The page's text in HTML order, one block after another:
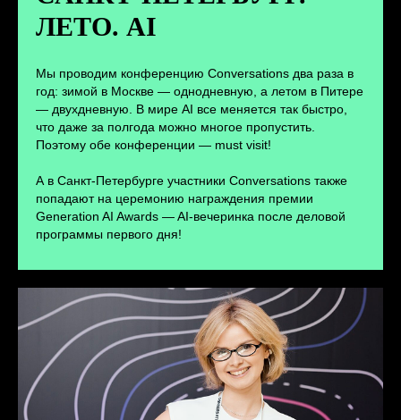
ЛЕТО. AI
Мы проводим конференцию Conversations два раза в
год: зимой в Москве — однодневную, а летом в Питере
— двухдневную. В мире AI все меняется так быстро,
что даже за полгода можно многое пропустить.
Поэтому обе конференции — must visit!
А в Санкт-Петербурге участники Conversations также
попадают на церемонию награждения премии
Generation AI Awards — AI-вечеринка после деловой
программы первого дня!